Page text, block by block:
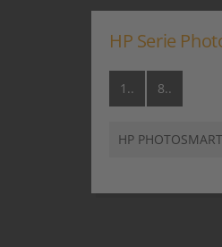
HP Serie
1.. 8..
HP